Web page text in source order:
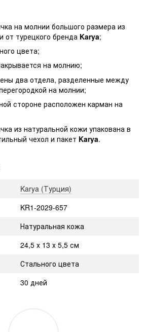
на молнии большого размера из
от турецкого бренда Karya;
цвета;
на молнию;
два отдела, разделенные между
на молнии;
стороне расположен карман на
из натуральной кожи упакована в
чехол и пакет Karya.
Karya (Турция)
KR1-2029-657
Натуральная кожа
24,5 х 13 х 5,5 см
Стального цвета
30 дней